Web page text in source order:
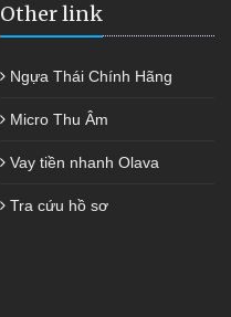
Other link
Ngựa Thái Chính Hãng
Micro Thu Âm
Vay tiền nhanh Olava
Tra cứu hồ sơ